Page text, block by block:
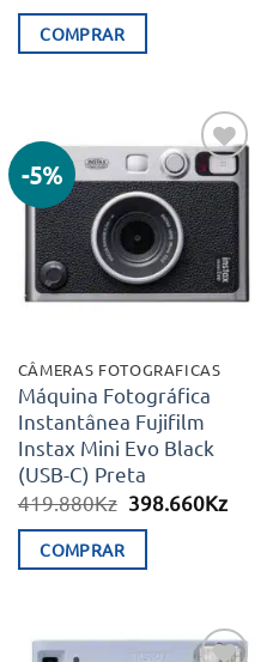
era:
COMPRAR
-5%
Adicionar
aos meus
desejos
CÂMERAS FOTOGRAFICAS
Máquina Fotográfica
Instantânea Fujifilm
Instax Mini Evo Black
(USB-C) Preta
419.880Kz O
era:
398.660KzO
COMPRAR